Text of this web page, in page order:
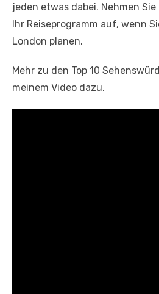
jeden etwas dabei. Nehmen
Ihr Reiseprogramm auf, wenn
London planen.
Mehr zu den Top 10
meinem Video dazu.